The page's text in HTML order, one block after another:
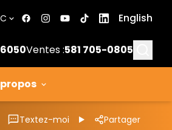
English
Ventes :581 705-0805
Textez-moi Partager